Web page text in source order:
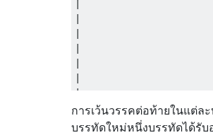
|
|
การเว้นวรรคต่อท้ายในแต่ล
บรรทัดใหม่หนึ่งบรรทัดได้รั